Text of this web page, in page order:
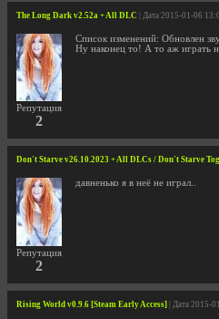
The Long Dark v2.52a + All DLC | Дата 2015-01-06
Репутация
2
Список изменений: Обновлен
Ну наконец то! А то аж играть
Don't Starve v26.10.2023 + All DLCs / Don't Starve
Репутация
2
давненько я в неё не играл..
Rising World v0.9.6 [Steam Early Access] | Дата 2015-